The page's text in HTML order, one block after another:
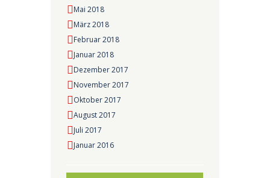
Mai 2018
März 2018
Februar 2018
Januar 2018
Dezember 2017
November 2017
Oktober 2017
August 2017
Juli 2017
Januar 2016